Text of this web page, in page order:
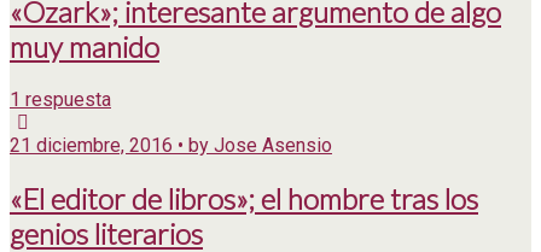
«Ozark»; interesante argumento de algo
muy manido
1 respuesta
21 diciembre, 2016 • by Jose Asensio
«El editor de libros»; el hombre tras los
genios literarios